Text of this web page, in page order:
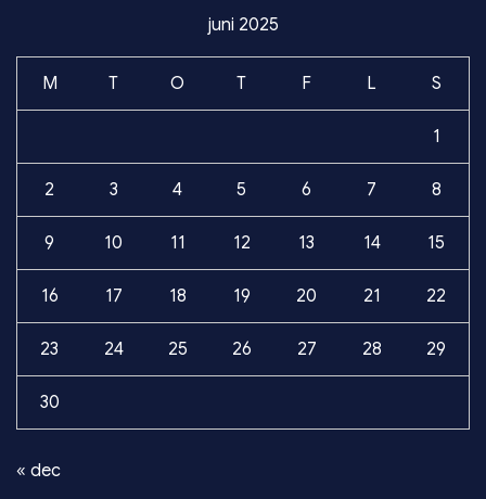
juni 2025
M T O T F L S
1
2 3 4 5 6 7 8
9 10 11 12 13 14 15
16 17 18 19 20 21 22
23 24 25 26 27 28 29
30
« dec